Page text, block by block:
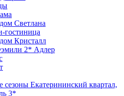
Светлана
гостиница
Кристалл
2* Адлер
сезоны Екатерининский квартал,
3*